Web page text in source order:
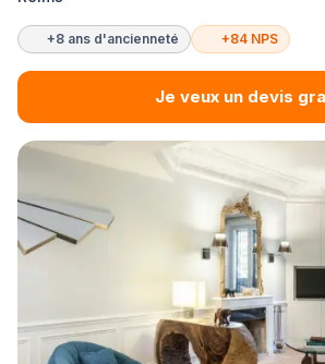
+8 ans d'ancienneté +84 NPS
Je veux un devis